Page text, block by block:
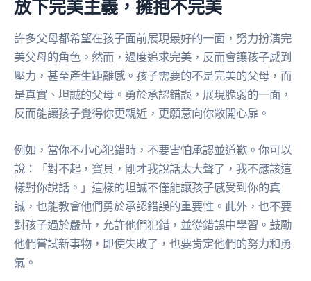
放下完美主義，擁抱不完美
許多父母都希望在孩子面前展現最好的一面，努力扮演完
美父母的角色。然而，過度追求完美，反而會讓孩子感到
壓力，甚至產生距離感。孩子需要的不是完美的父母，而
是真實、坦誠的父母。勇於承認錯誤，展現脆弱的一面，
反而能讓孩子覺得你更親近，更願意向你敞開心扉。
例如，當你不小心犯錯時，不要害怕承認並道歉。你可以
說：「對不起，寶貝，剛才我說話太大聲了，我不應該這
樣對你說話。」這樣的坦誠不僅能讓孩子感受到你的真
誠，也能教會他們勇於承認錯誤的重要性。此外，也不要
對孩子過於嚴苛，允許他們犯錯，並從錯誤中學習。鼓勵
他們嘗試新事物，即使失敗了，也要肯定他們的努力和勇
氣。